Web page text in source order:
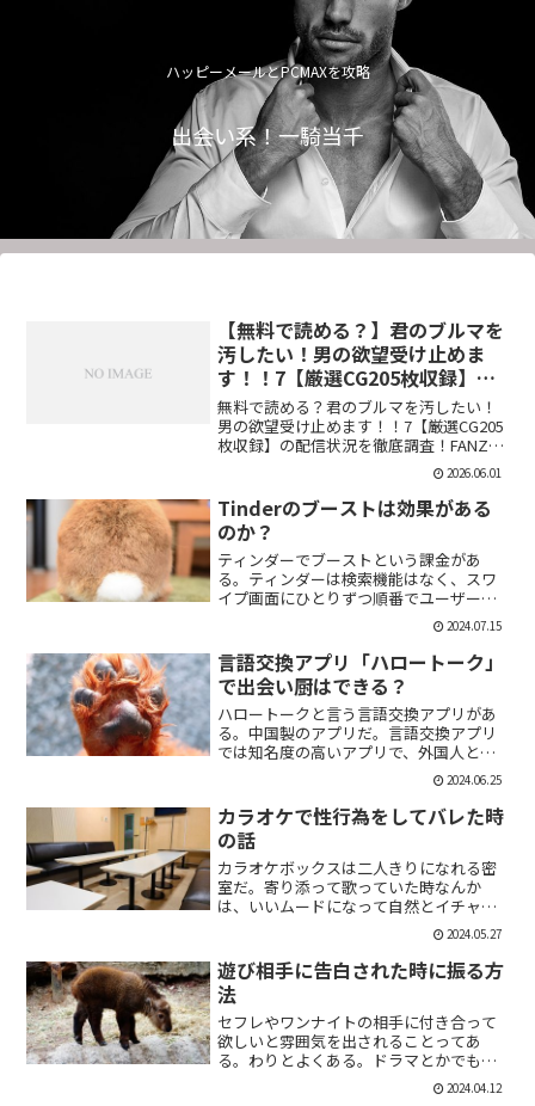
ハッピーメールとPCMAXを攻略
出会い系！一騎当千
【無料で読める？】君のブルマを
汚したい！男の欲望受け止めま
す！！7【厳選CG205枚収録】
【虚構クラブ】
無料で読める？君のブルマを汚したい！
男の欲望受け止めます！！7【厳選CG205
枚収録】の配信状況を徹底調査！FANZA
での販売形式やサンプル視聴、レビュー
評価もまとめています。今すぐチェッ
ク！【d_544876】
2026.06.01
Tinderのブーストは効果がある
のか？
ティンダーでブーストという課金があ
る。ティンダーは検索機能はなく、スワ
イプ画面にひとりずつ順番でユーザーが
表示される。その順番を優先して表示す
ることができる課金がブーストだ。ブー
スト1つ消費で30分間、ブースト2つ消費
で2時間の優先表示がさ...
2024.07.15
言語交換アプリ「ハロートーク」
で出会い厨はできる？
ハロートークと言う言語交換アプリがあ
る。中国製のアプリだ。言語交換アプリ
では知名度の高いアプリで、外国人と知
り合いたい付き合いたいという人にも魅
力的には一見魅力的にうつる。外国人の
恋人欲しいよな。俺もエマワトソンと結
婚してえ。ではハロートー...
2024.06.25
カラオケで性行為をしてバレた時
の話
カラオケボックスは二人きりになれる密
室だ。寄り添って歌っていた時なんか
は、いいムードになって自然とイチャイ
チャしはじめてしまうこともある。俺も
よく出会い系で知り合った人とカラオケ
にいったりする。相手もその気だったり
するから、なんかいいムード...
2024.05.27
遊び相手に告白された時に振る方
法
セフレやワンナイトの相手に付き合って
欲しいと雰囲気を出されることってあ
る。わりとよくある。ドラマとかでも、
「1回やっただけで恋人面するな。」みた
いなのがあるけど、現実でもよくある。
2024.04.12